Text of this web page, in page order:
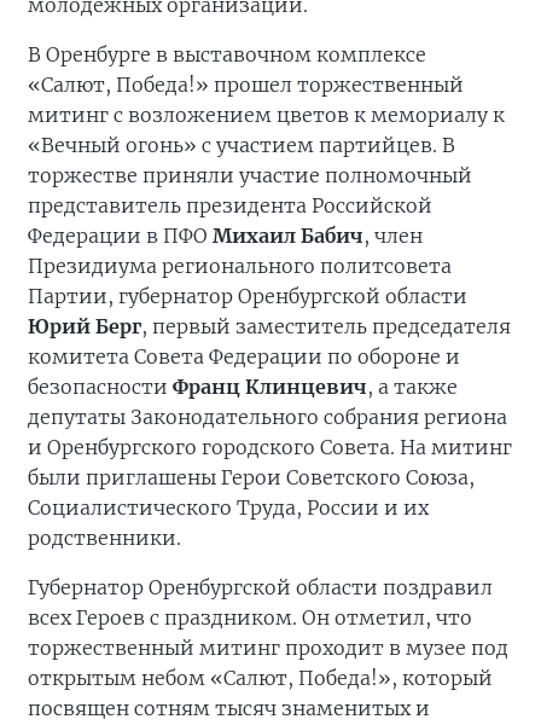
молодежных организаций.
В Оренбурге в выставочном комплексе
«Салют, Победа!» прошел торжественный
митинг с возложением цветов к мемориалу к
«Вечный огонь» с участием партийцев. В
торжестве приняли участие полномочный
представитель президента Российской
Федерации в ПФО Михаил Бабич, член
Президиума регионального политсовета
Партии, губернатор Оренбургской области
Юрий Берг, первый заместитель председателя
комитета Совета Федерации по обороне и
безопасности Франц Клинцевич, а также
депутаты Законодательного собрания региона
и Оренбургского городского Совета. На митинг
были приглашены Герои Советского Союза,
Социалистического Труда, России и их
родственники.
Губернатор Оренбургской области поздравил
всех Героев с праздником. Он отметил, что
торжественный митинг проходит в музее под
открытым небом «Салют, Победа!», который
посвящен сотням тысяч знаменитых и